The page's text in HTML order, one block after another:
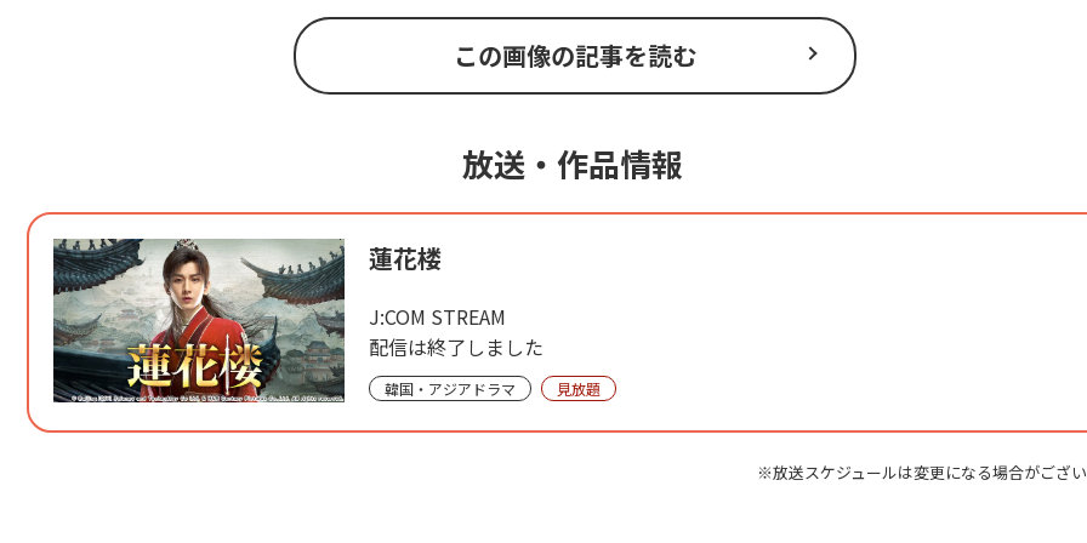
この画像の記事を読む
放送・作品情報
蓮花楼
J:COM STREAM
配信は終了しました
韓国・アジアドラマ 見放題
※放送スケジュールは変更になる場合がござ